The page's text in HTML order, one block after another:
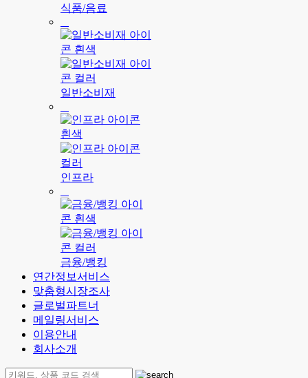
식품/음료
일반소비재
인프라
금융/뱅킹
연간정보서비스
맞춤형시장조사
글로벌파트너
메일링서비스
이용안내
회사소개